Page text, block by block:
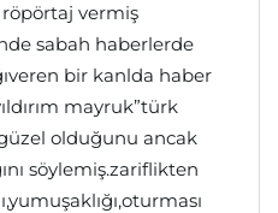
vermiş
sabah haberlerde
bir kanlda haber
mayruk”türk
güzel olduğunu ancak
söylemiş.zariflikten